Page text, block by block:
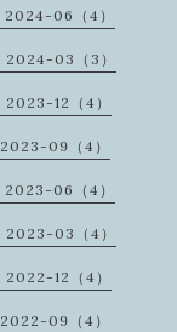
2024-06（4）
2024-03（3）
2023-12（4）
2023-09（4）
2023-06（4）
2023-03（4）
2022-12（4）
2022-09（4）